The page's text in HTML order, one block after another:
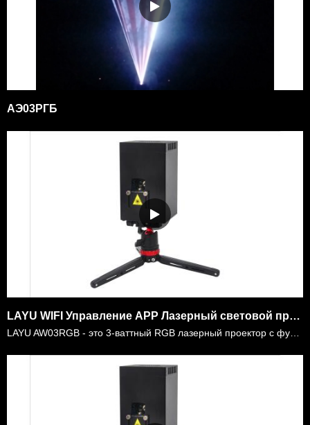
АЭ03РГБ
LAYU WIFI Управление APP Лазерный световой проектор Рождественское графическое шоу
LAYU AW03RGB - это 3-ваттный RGB лазерный проектор с функциями WIFI. Это очень удобно для мобильного диджея, открытой вечеринки, домашнего декорации шоу и т.д. Вам не нужно носить тяжелые ящики, тяжел……